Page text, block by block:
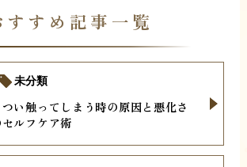
すすめ記事一覧
い触ってしまう時の原因と悪化さ
ルフケア術
未分類